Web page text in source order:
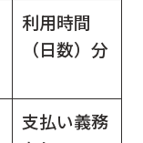
利用時間
（日数）分
支払い義務